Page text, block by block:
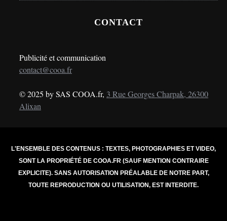
CONTACT
Publicité et communication
contact@cooa.fr
© 2025 by SAS COOA.fr, 3 Rue Georges Charpak, 26300
Alixan
L'ENSEMBLE DES CONTENUS : TEXTES, PHOTOGRAPHIES ET VIDEO,
SONT LA PROPRIÉTÉ DE COOA.FR (SAUF MENTION CONTRAIRE
EXPLICITE). SANS AUTORISATION PRÉALABLE DE NOTRE PART,
TOUTE REPRODUCTION OU UTILISATION, EST INTERDITE.